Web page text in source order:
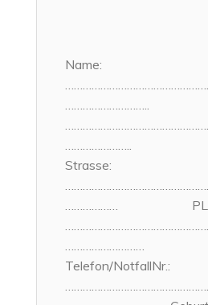
Name:
………………………..
Strasse:
……………… PLZ/
Telefon/NotfallNr.: